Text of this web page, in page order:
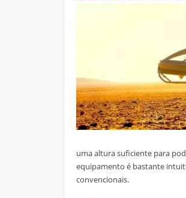
uma altura suficiente para
equipamento é bastante
convencionais.